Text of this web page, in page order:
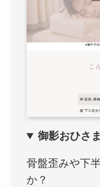
御影おひさ
骨盤歪みや下
か？